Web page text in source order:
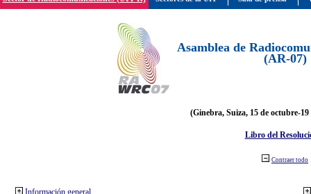
Asamblea de
(AR-07)
(Ginebra, Suiza, 15 de octubre-19
Libro del
Contraer todo
Información general